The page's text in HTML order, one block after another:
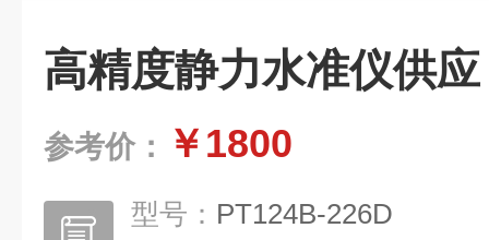
高精度静力水准仪供应
参考价： ￥1800
型号： PT124B-226D